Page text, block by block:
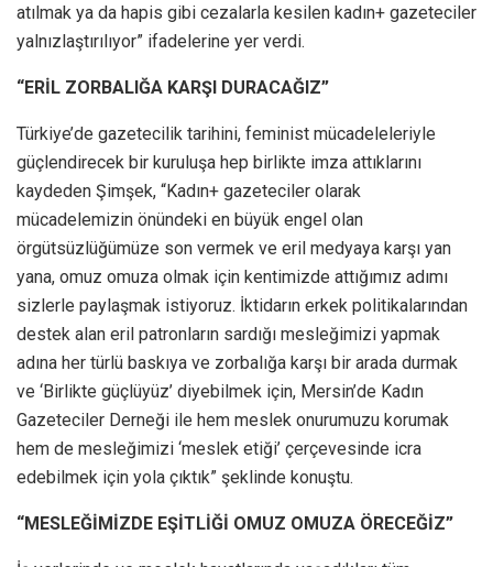
atılmak ya da hapis gibi cezalarla kesilen kadın+ gazeteciler
yalnızlaştırılıyor” ifadelerine yer verdi.
“ERİL ZORBALIĞA KARŞI DURACAĞIZ”
Türkiye’de gazetecilik tarihini, feminist mücadeleleriyle
güçlendirecek bir kuruluşa hep birlikte imza attıklarını
kaydeden Şimşek, “Kadın+ gazeteciler olarak
mücadelemizin önündeki en büyük engel olan
örgütsüzlüğümüze son vermek ve eril medyaya karşı yan
yana, omuz omuza olmak için kentimizde attığımız adımı
sizlerle paylaşmak istiyoruz. İktidarın erkek politikalarından
destek alan eril patronların sardığı mesleğimizi yapmak
adına her türlü baskıya ve zorbalığa karşı bir arada durmak
ve ‘Birlikte güçlüyüz’ diyebilmek için, Mersin’de Kadın
Gazeteciler Derneği ile hem meslek onurumuzu korumak
hem de mesleğimizi ‘meslek etiği’ çerçevesinde icra
edebilmek için yola çıktık” şeklinde konuştu.
“MESLEĞİMİZDE EŞİTLİĞİ OMUZ OMUZA ÖRECEĞİZ”